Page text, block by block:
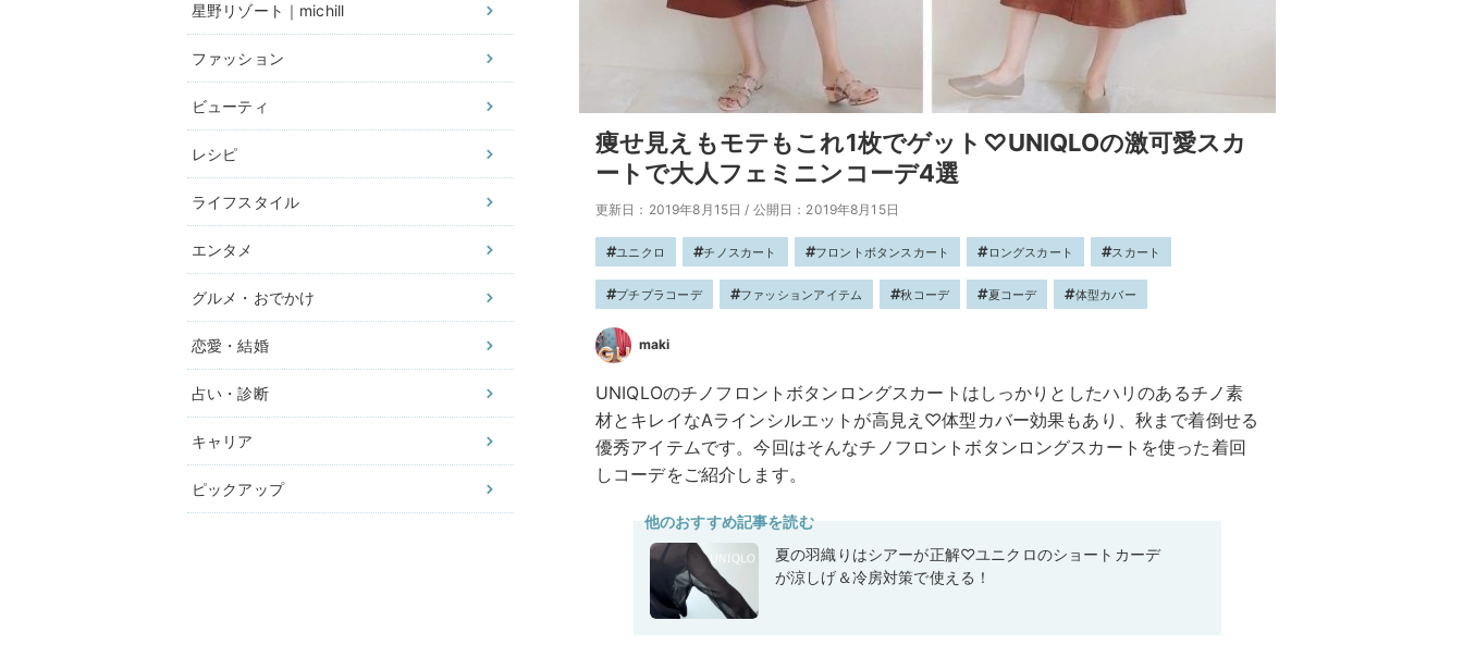
星野リゾート｜michill
ファッション
ビューティ
レシピ
ライフスタイル
エンタメ
グルメ・おでかけ
恋愛・結婚
占い・診断
キャリア
ピックアップ
痩せ見えもモテもこれ1枚でゲット♡UNIQLOの激可愛スカ
ートで大人フェミニンコーデ4選
更新日：2019年8月15日 / 公開日：2019年8月15日
ユニクロ チノスカート フロントボタンスカート ロングスカート スカート
プチプラコーデ ファッションアイテム 秋コーデ 夏コーデ 体型カバー
maki
UNIQLOのチノフロントボタンロングスカートはしっかりとしたハリのあるチノ素
材とキレイなAラインシルエットが高見え♡体型カバー効果もあり、秋まで着倒せる
優秀アイテムです。今回はそんなチノフロントボタンロングスカートを使った着回
しコーデをご紹介します。
他のおすすめ記事を読む
夏の羽織りはシアーが正解♡ユニクロのショートカーデ
が涼しげ＆冷房対策で使える！